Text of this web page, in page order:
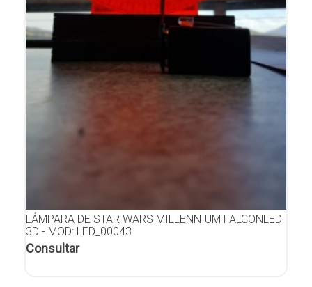
LÁMPARA DE STAR WARS MILLENNIUM FALCONLED
3D - MOD: LED_00043
Consultar